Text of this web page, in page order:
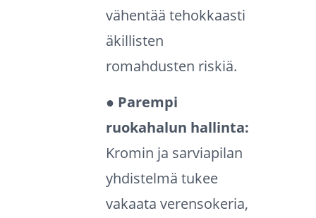
vähentää tehokkaasti
äkillisten
romahdusten riskiä.
● Parempi
ruokahalun hallinta:
Kromin ja sarviapilan
yhdistelmä tukee
vakaata verensokeria,